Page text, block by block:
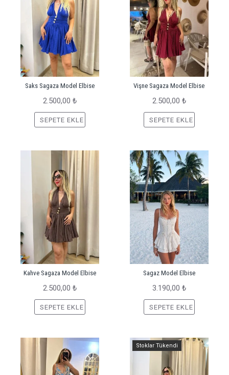
Saks Sagaza Model Elbise
2.500,00 ₺
SEPETE EKLE
Vişne Sagaza Model Elbise
2.500,00 ₺
SEPETE EKLE
Kahve Sagaza Model Elbise
2.500,00 ₺
SEPETE EKLE
Sagaz Model Elbise
3.190,00 ₺
SEPETE EKLE
Stoklar Tükendi